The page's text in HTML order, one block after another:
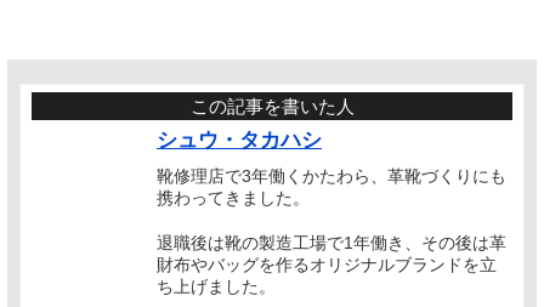
この記事を書いた人
シュウ・タカハシ
靴修理店で3年働くかたわら、革靴づくりにも
携わってきました。
退職後は靴の製造工場で1年働き、その後は革
財布やバッグを作るオリジナルブランドを立
ち上げました。